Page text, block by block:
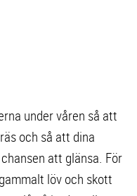
under våren så att
och så att dina
att glänsa. För
löv och skott